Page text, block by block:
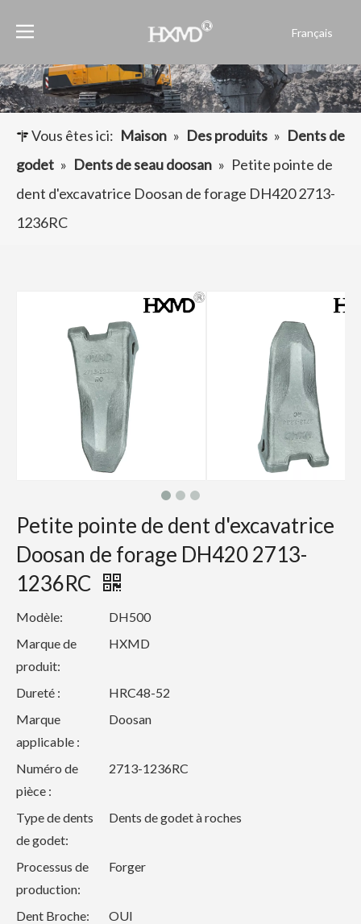
Français
العربية
Pусский
Español
Vous êtes ici: Maison » Des produits » Dents de
godet » Dents de seau doosan » Petite pointe de
dent d'excavatrice Doosan de forage DH420 2713-
1236RC
Petite pointe de dent d'excavatrice
Doosan de forage DH420 2713-
1236RC
Modèle:
DH500
Marque de
produit:
HXMD
Dureté :
HRC48-52
Marque
applicable :
Doosan
Numéro de
pièce :
2713-1236RC
Type de dents
de godet:
Dents de godet à roches
Processus de
production:
Forger
Dent Broche:
OUI